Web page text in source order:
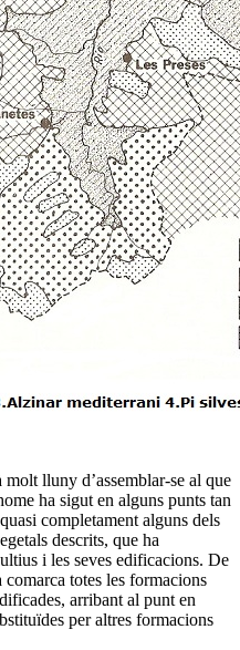
lluny d’assemblar-se al que
ha sigut en alguns punts tan
completament alguns dels
descrits, que ha
i les seves edificacions. De
totes les formacions
arribant al punt en
per altres formacions